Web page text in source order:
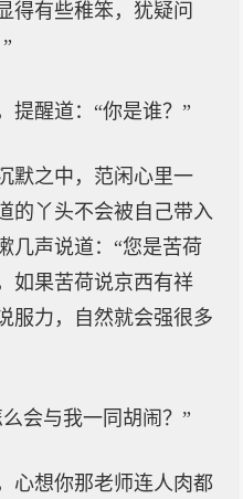
得有些稚笨，犹疑问
提醒道：“你是谁？”
默之中，范闲心里一
的丫头不会被自己带入
几声说道：“您是苦荷
如果苦荷说京西有祥
服力，自然就会强很多
会与我一同胡闹？”
心想你那老师连人肉都